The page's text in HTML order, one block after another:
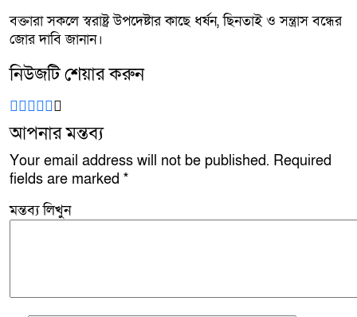
বক্তারা সকলে স্বরাষ্ট্র উপদেষ্টার কাছে ধর্ষন, ছিনতাই ও সন্ত্রাস বন্ধের
জোর দাবি জানান।
নিউজটি শেয়ার করুন
আপনার মন্তব্য
Your email address will not be published. Required
fields are marked *
মন্তব্য লিখুন